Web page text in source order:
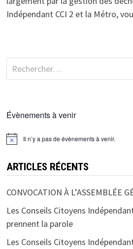
Indépendant CCI 2 et la Métro,
Rechercher :
Évènements à venir
Il n’y a pas de évènements à venir.
ARTICLES RÉCENTS
CONVOCATION À L’ASSEMBLÉE
Les Conseils Citoyens
prennent la parole
Les Conseils Citoyens